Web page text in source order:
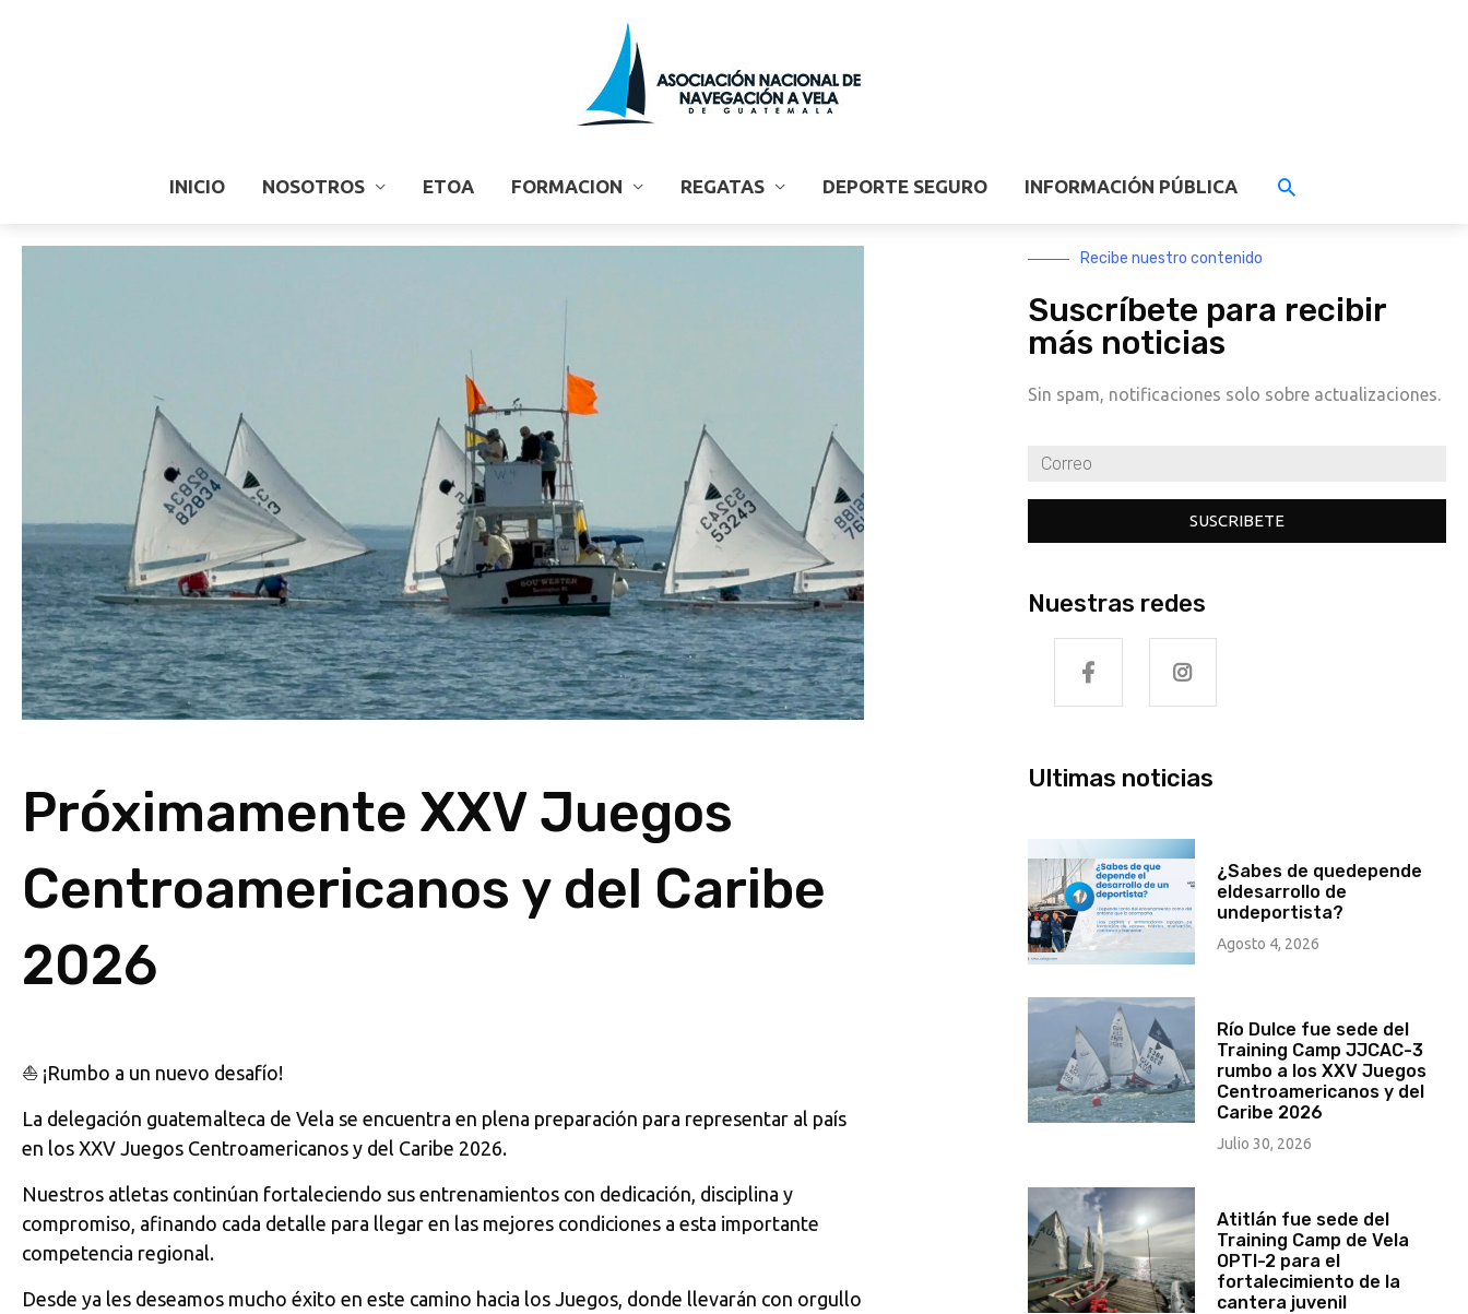
INICIO NOSOTROS ETOA FORMACION REGATAS DEPORTE SEGURO INFORMACIÓN PÚBLICA
Próximamente XXV Juegos
Centroamericanos y del Caribe
2026
⛵ ¡Rumbo a un nuevo desafío!
La delegación guatemalteca de Vela se encuentra en plena preparación para representar al país
en los XXV Juegos Centroamericanos y del Caribe 2026.
Nuestros atletas continúan fortaleciendo sus entrenamientos con dedicación, disciplina y
compromiso, afinando cada detalle para llegar en las mejores condiciones a esta importante
competencia regional.
Desde ya les deseamos mucho éxito en este camino hacia los Juegos, donde llevarán con orgullo
Recibe nuestro contenido
Suscríbete para recibir
más noticias
Sin spam, notificaciones solo sobre actualizaciones.
SUSCRIBETE
Nuestras redes
Ultimas noticias
¿Sabes de quedepende
eldesarrollo de
undeportista?
Agosto 4, 2026
Río Dulce fue sede del
Training Camp JJCAC-3
rumbo a los XXV Juegos
Centroamericanos y del
Caribe 2026
Julio 30, 2026
Atitlán fue sede del
Training Camp de Vela
OPTI-2 para el
fortalecimiento de la
cantera juvenil